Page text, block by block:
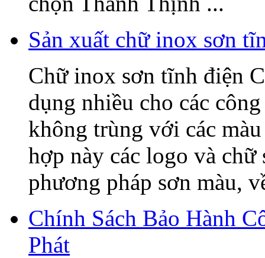
Sản xuất chữ inox sơn
Chữ inox sơn tĩnh điện
dụng nhiều cho các
không trùng với các
hợp này các logo và chữ
phương pháp sơn màu,
Chính Sách Bảo Hành
Phát